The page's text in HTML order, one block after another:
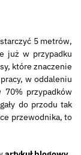
5 metrów,
już w przypadku
które znaczenie
w oddaleniu
70% przypadków
do przodu tak
przewodnika, to